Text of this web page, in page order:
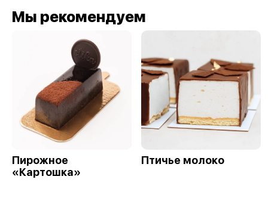
Мы рекомендуем
Пирожное
«Картошка»
Птичье молоко